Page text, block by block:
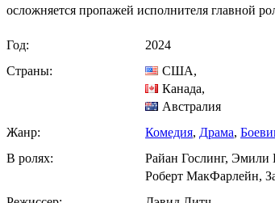
осложняется пропажей исполнителя главной
Год:
2024
Страны:
США,
Канада,
Австралия
Жанр:
Комедия, Драма,
В ролях:
Райан Гослинг,
Роберт МакФарлейн,